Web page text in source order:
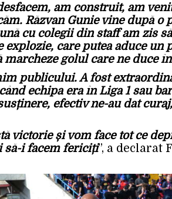
am construit, am
Răzvan Gunie vine după o
cu colegii din staff am zis
explozie, care putea aduce un
marcheze golul care ne duce
publicului. A fost
echipa era în Liga 1 sau
efectiv ne-au dat
victorie și vom face tot ce
să-i facem fericiți”, a declarat